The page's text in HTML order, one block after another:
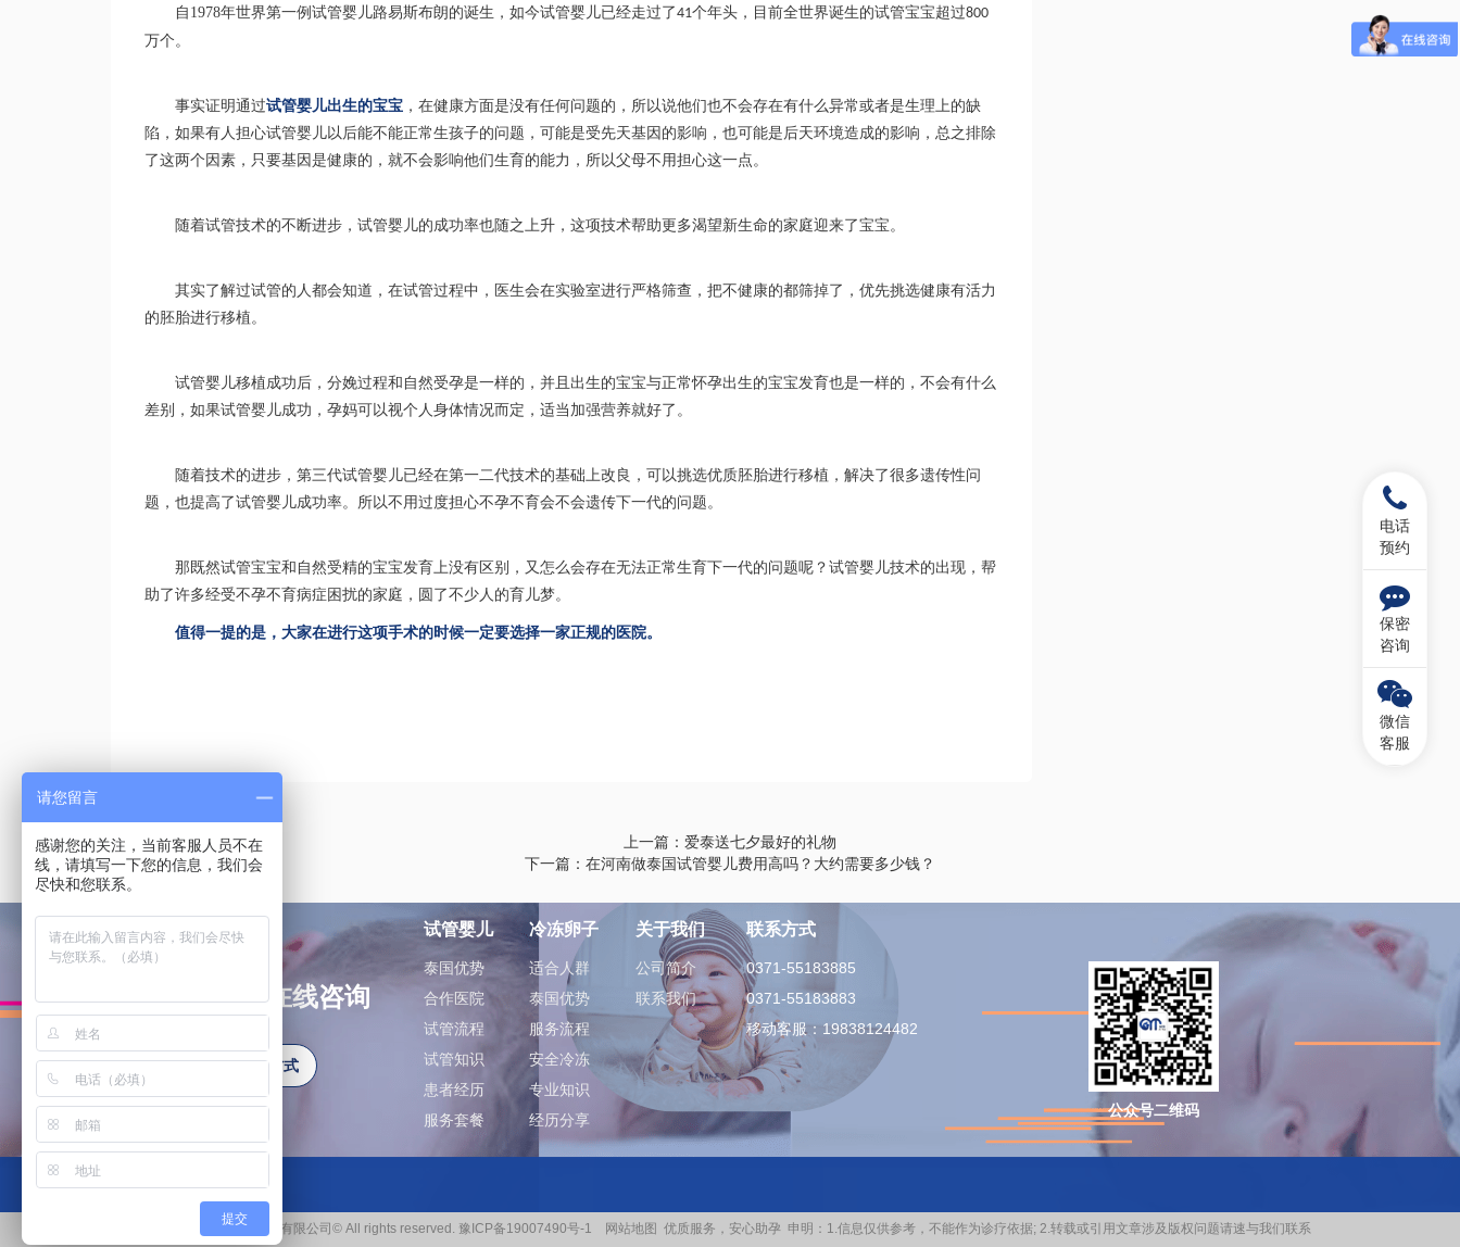
自 1978年世界第一例试管婴儿路易斯布朗的诞生，如今试管婴儿已经走过了41个年头，目前全世界诞生的试管宝宝超过800
万个。
事实证明通过试管婴儿出生的宝宝 ，在健康方面是没有任何问题的，所以说他们也不会存在有什么异常或者是生理上的缺
陷，如果有人担心试管婴儿以后能不能正常生孩子的问题，可能是受先天基因的影响，也可能是后天环境造成的影响，总之排除
了这两个因素，只要基因是健康的，就不会影响他们生育的能力，所以父母不用担心这一点。
随着试管技术的不断进步，试管婴儿的成功率也随之上升，这项技术帮助更多渴望新生命的家庭迎来了宝宝。
其实了解过试管的人都会知道，在试管过程中，医生会在实验室进行严格筛查，把不健康的都筛掉了，优先挑选健康有活力
的胚胎进行移植。
试管婴儿移植成功后，分娩过程和自然受孕是一样的，并且出生的宝宝与正常怀孕出生的宝宝发育也是一样的，不会有什么
差别，如果试管婴儿成功，孕妈可以视个人身体情况而定，适当加强营养就好了。
随着技术的进步，第三代试管婴儿已经在第一二代技术的基础上改良，可以挑选优质胚胎进行移植，解决了很多遗传性问
题，也提高了试管婴儿成功率。所以不用过度担心不孕不育会不会遗传下一代的问题。
那既然试管宝宝和自然受精的宝宝发育上没有区别，又怎么会存在无法正常生育下一代的问题呢？试管婴儿技术的出现，帮
助了许多经受不孕不育病症困扰的家庭，圆了不少人的育儿梦。
值得一提的是，大家在进行这项手术的时候一定要选择一家正规的医院。
上一篇：爱泰送七夕最好的礼物
下一篇：在河南做泰国试管婴儿费用高吗？大约需要多少钱？
电话
预约
保密
咨询
微信
客服
如有问题可在线咨询
更多联系方式
试管婴儿
泰国优势
合作医院
试管流程
试管知识
患者经历
服务套餐
冷冻卵子
适合人群
泰国优势
服务流程
安全冷冻
专业知识
经历分享
关于我们
公司简介
联系我们
联系方式
0371-55183885
0371-55183883
移动客服：19838124482
公众号二维码
河南爱泰健康管理咨询有限公司© All rights reserved. 豫ICP备19007490号-1 网站地图 优质服务，安心助孕 申明：1.信息仅供参考，不能作为诊疗依据; 2.转载或引用文章涉及版权问题请速与我们联系
请您留言
感谢您的关注，当前客服人员不在
线，请填写一下您的信息，我们会
尽快和您联系。
提交